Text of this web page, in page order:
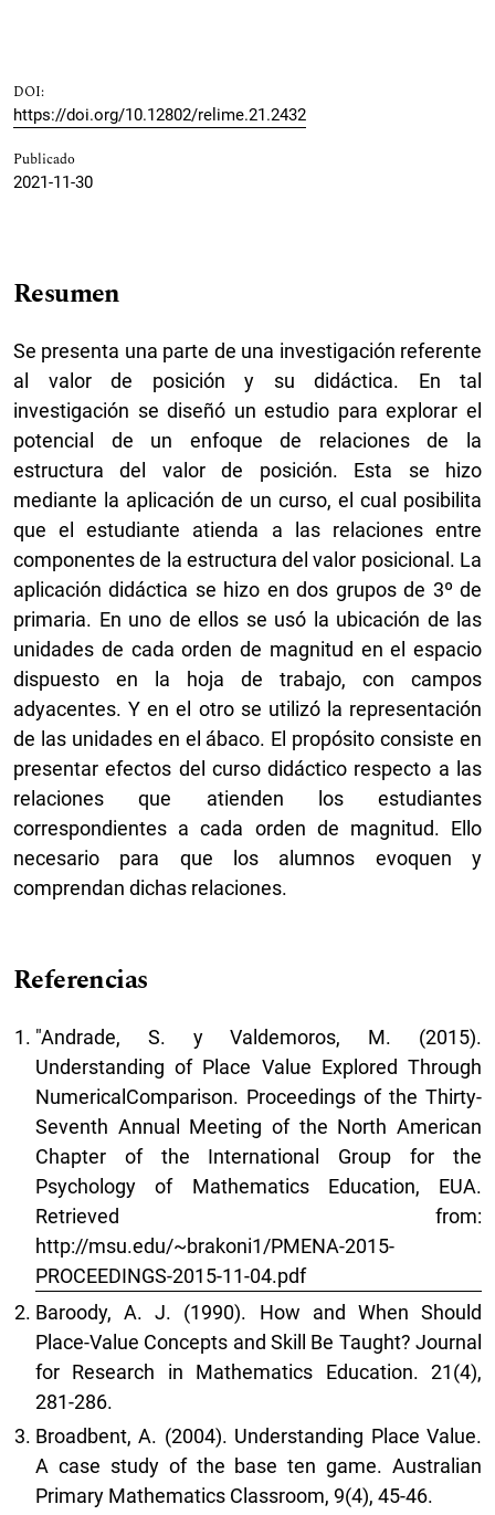
DOI:
https://doi.org/10.12802/relime.21.2432
Publicado
2021-11-30
Resumen
Se presenta una parte de una investigación referente
al valor de posición y su didáctica. En tal
investigación se diseñó un estudio para explorar el
potencial de un enfoque de relaciones de la
estructura del valor de posición. Esta se hizo
mediante la aplicación de un curso, el cual posibilita
que el estudiante atienda a las relaciones entre
componentes de la estructura del valor posicional. La
aplicación didáctica se hizo en dos grupos de 3º de
primaria. En uno de ellos se usó la ubicación de las
unidades de cada orden de magnitud en el espacio
dispuesto en la hoja de trabajo, con campos
adyacentes. Y en el otro se utilizó la representación
de las unidades en el ábaco. El propósito consiste en
presentar efectos del curso didáctico respecto a las
relaciones que atienden los estudiantes
correspondientes a cada orden de magnitud. Ello
necesario para que los alumnos evoquen y
comprendan dichas relaciones.
Referencias
"Andrade, S. y Valdemoros, M. (2015).
Understanding of Place Value Explored Through
NumericalComparison. Proceedings of the Thirty-
Seventh Annual Meeting of the North American
Chapter of the International Group for the
Psychology of Mathematics Education, EUA.
Retrieved from:
http://msu.edu/~brakoni1/PMENA-2015-
PROCEEDINGS-2015-11-04.pdf
Baroody, A. J. (1990). How and When Should
Place-Value Concepts and Skill Be Taught? Journal
for Research in Mathematics Education. 21(4),
281-286.
Broadbent, A. (2004). Understanding Place Value.
A case study of the base ten game. Australian
Primary Mathematics Classroom, 9(4), 45-46.